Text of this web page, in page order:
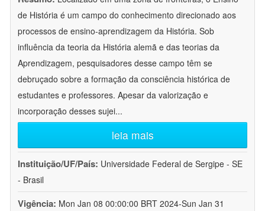
de História é um campo do conhecimento direcionado aos
processos de ensino-aprendizagem da História. Sob
influência da teoria da História alemã e das teorias da
Aprendizagem, pesquisadores desse campo têm se
debruçado sobre a formação da consciência histórica de
estudantes e professores. Apesar da valorização e
incorporação desses sujei...
leia mais
Instituição/UF/País: Universidade Federal de Sergipe - SE
- Brasil
Vigência: Mon Jan 08 00:00:00 BRT 2024-Sun Jan 31